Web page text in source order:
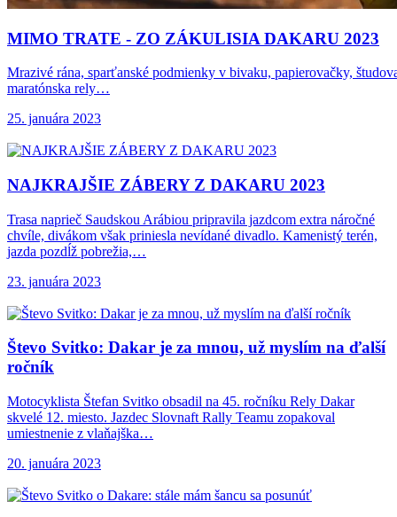
MIMO TRATE - ZO ZÁKULISIA DAKARU 2023
Mrazivé rána, sparťanské podmienky v bivaku, papierovačky,
maratónska rely…
25. januára 2023
NAJKRAJŠIE ZÁBERY Z DAKARU 2023
Trasa naprieč Saudskou Arábiou pripravila jazdcom extra náročné
chvíle, divákom však priniesla nevídané divadlo. Kamenistý terén,
jazda pozdĺž pobrežia,…
23. januára 2023
Števo Svitko: Dakar je za mnou, už myslím na ďalší
ročník
Motocyklista Štefan Svitko obsadil na 45. ročníku Rely Dakar
skvelé 12. miesto. Jazdec Slovnaft Rally Teamu zopakoval
umiestnenie z vlaňajška…
20. januára 2023